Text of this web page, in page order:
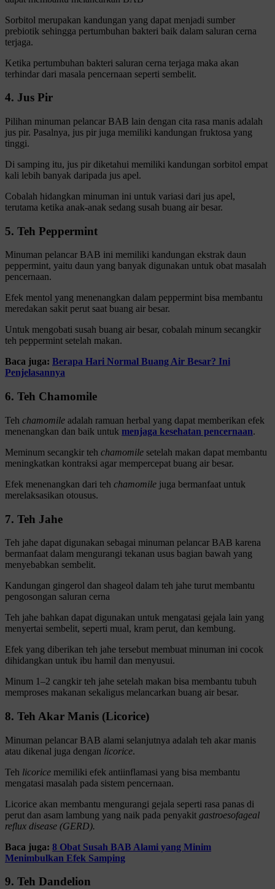
Sorbitol merupakan kandungan yang dapat menjadi sumber
prebiotik sehingga pertumbuhan bakteri baik dalam saluran cerna
terjaga.
Ketika pertumbuhan bakteri saluran cerna terjaga maka akan
terhindar dari masala pencernaan seperti sembelit.
4. Jus Pir
Pilihan minuman pelancar BAB lain dengan cita rasa manis adalah
jus pir. Pasalnya, jus pir juga memiliki kandungan fruktosa yang
tinggi.
Di samping itu, jus pir diketahui memiliki kandungan sorbitol empat
kali lebih banyak daripada jus apel.
Cobalah hidangkan minuman ini untuk variasi dari jus apel,
terutama ketika anak-anak sedang susah buang air besar.
5. Teh Peppermint
Minuman pelancar BAB ini memiliki kandungan ekstrak daun
peppermint, yaitu daun yang banyak digunakan untuk obat masalah
pencernaan.
Efek mentol yang menenangkan dalam peppermint bisa membantu
meredakan sakit perut saat buang air besar.
Untuk mengobati susah buang air besar, cobalah minum secangkir
teh peppermint setelah makan.
Baca juga: Berapa Hari Normal Buang Air Besar? Ini
Penjelasannya
6. Teh Chamomile
Teh chamomile adalah ramuan herbal yang dapat memberikan efek
menenangkan dan baik untuk menjaga kesehatan pencernaan.
Meminum secangkir teh chamomile setelah makan dapat membantu
meningkatkan kontraksi agar mempercepat buang air besar.
Efek menenangkan dari teh chamomile juga bermanfaat untuk
merelaksasikan otousus.
7. Teh Jahe
Teh jahe dapat digunakan sebagai minuman pelancar BAB karena
bermanfaat dalam mengurangi tekanan usus bagian bawah yang
menyebabkan sembelit.
Kandungan gingerol dan shageol dalam teh jahe turut membantu
pengosongan saluran cerna
Teh jahe bahkan dapat digunakan untuk mengatasi gejala lain yang
menyertai sembelit, seperti mual, kram perut, dan kembung.
Efek yang diberikan teh jahe tersebut membuat minuman ini cocok
dihidangkan untuk ibu hamil dan menyusui.
Minum 1–2 cangkir teh jahe setelah makan bisa membantu tubuh
memproses makanan sekaligus melancarkan buang air besar.
8. Teh Akar Manis (Licorice)
Minuman pelancar BAB alami selanjutnya adalah teh akar manis
atau dikenal juga dengan licorice.
Teh licorice memiliki efek antiinflamasi yang bisa membantu
mengatasi masalah pada sistem pencernaan.
Licorice akan membantu mengurangi gejala seperti rasa panas di
perut dan asam lambung yang naik pada penyakit gastroesofageal
reflux disease (GERD).
Baca juga: 8 Obat Susah BAB Alami yang Minim
Menimbulkan Efek Samping
9. Teh Dandelion